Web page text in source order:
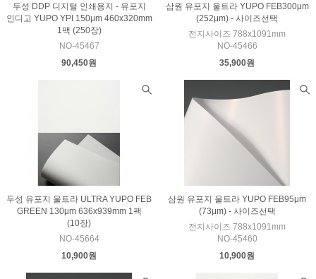
두성 DDP 디지털 인쇄용지 - 유포지
인디고 YUPO YPI 150μm 460x320mm
1팩 (250장)
NO-45467
90,450원
삼원 유포지 울트라 YUPO FEB300μm
(252μm) - 사이즈선택
전지사이즈 788x1091mm
NO-45466
35,900원
두성 유포지 울트라 ULTRA YUPO FEB
GREEN 130μm 636x939mm 1팩
(10장)
NO-45664
10,900원
삼원 유포지 울트라 YUPO FEB95μm
(73μm) - 사이즈선택
전지사이즈 788x1091mm
NO-45460
10,900원